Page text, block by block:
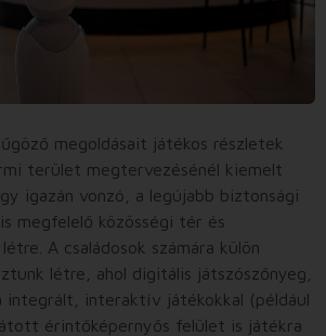
megoldásait játékos részletek
terület megtervezésénél kiemelt
igazán vonzó, a legújabb biztonsági
megfelelő közösségi tér és
A családosok számára külön
létre, ahol digitális játszószőnyeg,
integrált, interaktív játékokkal (például
érintőképernyős felület is játékra